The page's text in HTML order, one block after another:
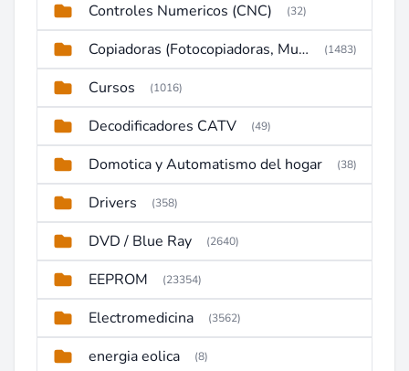
Controles Numericos (CNC) (32)
Copiadoras (Fotocopiadoras, Multifunctions, Ploter, etc) (1483)
Cursos (1016)
Decodificadores CATV (49)
Domotica y Automatismo del hogar (38)
Drivers (358)
DVD / Blue Ray (2640)
EEPROM (23354)
Electromedicina (3562)
energia eolica (8)